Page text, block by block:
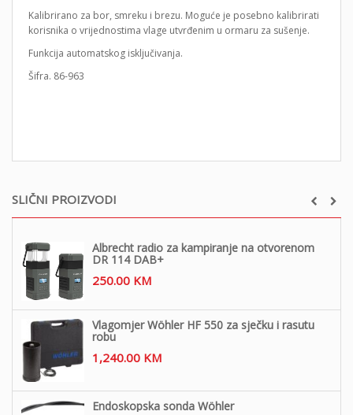
SLIČNI PROIZVODI
Albrecht radio za kampiranje na otvorenom
DR 114 DAB+
250.00 KM
Vlagomjer Wöhler HF 550 za sječku i rasutu
robu
1,240.00 KM
Endoskopska sonda Wöhler
Kalibrirano za bor, smreku i brezu. Moguće je posebno kalibrirati
korisnika o vrijednostima vlage utvrđenim u ormaru za sušenje.
Funkcija automatskog isključivanja.
Šifra. 86-963